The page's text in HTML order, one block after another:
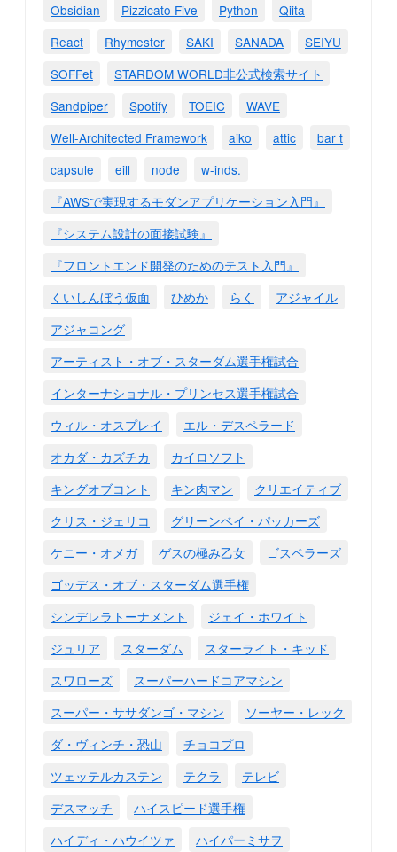
Obsidian
Pizzicato Five Python
Qiita
React
Rhymester SAKI SANADA
SEIYU
SOFFet
STARDOM WORLD非公式検索サイト
Sandpiper
Spotify TOEIC
WAVE
Well-Architected Framework
aiko attic
bar t
capsule
eill node
w-inds.
『AWSで実現するモダンアプリケーション入門』
『システム設計の面接試験』
『フロントエンド開発のためのテスト入門』
くいしんぼう仮面
ひめか らく
アジャイル
アジャコング
アーティスト・オブ・スターダム選手権試合
インターナショナル・プリンセス選手権試合
ウィル・オスプレイ
エル・デスペラード
オカダ・カズチカ
カイロソフト
キングオブコント
キン肉マン
クリエイティブ
クリス・ジェリコ
グリーンベイ・パッカーズ
ケニー・オメガ
ゲスの極み乙女
ゴスペラーズ
ゴッデス・オブ・スターダム選手権
シンデレラトーナメント
ジェイ・ホワイト
ジュリア
スターダム
スターライト・キッド
スワローズ
スーパーハードコアマシン
スーパー・ササダンゴ・マシン
ソーヤー・レック
ダ・ヴィンチ・恐山
チョコプロ
ツェッテルカステン
テクラ
テレビ
デスマッチ
ハイスピード選手権
ハイディ・ハウイツァ
ハイパーミサヲ